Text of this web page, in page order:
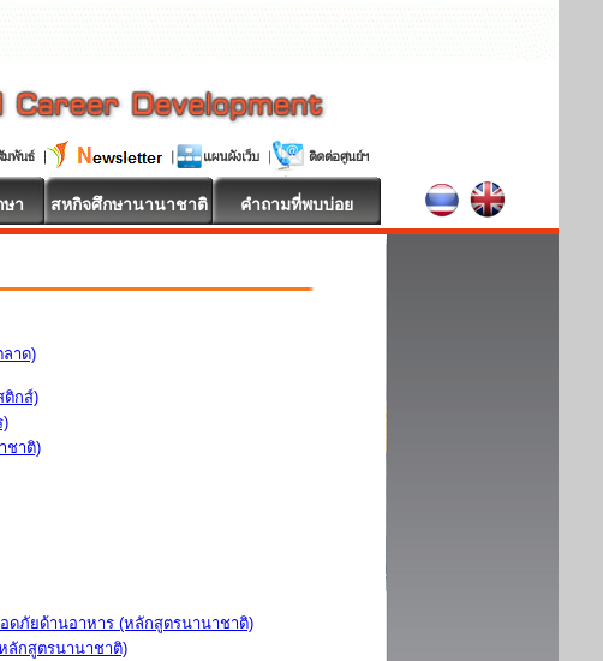
า สหกิจศึกษานานาชาติ คำถามที่พบบ่อย
ลาด)
ติกส์)
)
ชาติ)
ดภัยด้านอาหาร (หลักสูตรนานาชาติ)
ลักสูตรนานาชาติ)